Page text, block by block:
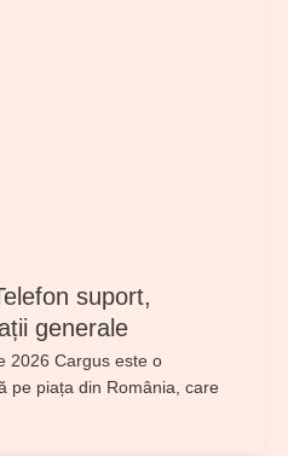
suport,
generale
2026 Cargus este o
pe piața din România, care